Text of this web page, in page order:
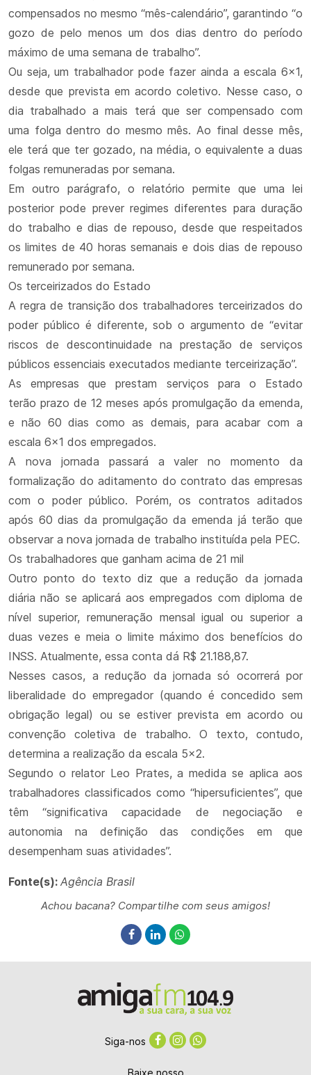
compensados no mesmo “mês-calendário”, garantindo “o
gozo de pelo menos um dos dias dentro do período
máximo de uma semana de trabalho”.
Ou seja, um trabalhador pode fazer ainda a escala 6x1,
desde que prevista em acordo coletivo. Nesse caso, o
dia trabalhado a mais terá que ser compensado com
uma folga dentro do mesmo mês. Ao final desse mês,
ele terá que ter gozado, na média, o equivalente a duas
folgas remuneradas por semana.
Em outro parágrafo, o relatório permite que uma lei
posterior pode prever regimes diferentes para duração
do trabalho e dias de repouso, desde que respeitados
os limites de 40 horas semanais e dois dias de repouso
remunerado por semana.
Os terceirizados do Estado
A regra de transição dos trabalhadores terceirizados do
poder público é diferente, sob o argumento de “evitar
riscos de descontinuidade na prestação de serviços
públicos essenciais executados mediante terceirização”.
As empresas que prestam serviços para o Estado
terão prazo de 12 meses após promulgação da emenda,
e não 60 dias como as demais, para acabar com a
escala 6x1 dos empregados.
A nova jornada passará a valer no momento da
formalização do aditamento do contrato das empresas
com o poder público. Porém, os contratos aditados
após 60 dias da promulgação da emenda já terão que
observar a nova jornada de trabalho instituída pela PEC.
Os trabalhadores que ganham acima de 21 mil
Outro ponto do texto diz que a redução da jornada
diária não se aplicará aos empregados com diploma de
nível superior, remuneração mensal igual ou superior a
duas vezes e meia o limite máximo dos benefícios do
INSS. Atualmente, essa conta dá R$ 21.188,87.
Nesses casos, a redução da jornada só ocorrerá por
liberalidade do empregador (quando é concedido sem
obrigação legal) ou se estiver prevista em acordo ou
convenção coletiva de trabalho. O texto, contudo,
determina a realização da escala 5x2.
Segundo o relator Leo Prates, a medida se aplica aos
trabalhadores classificados como “hipersuficientes”, que
têm “significativa capacidade de negociação e
autonomia na definição das condições em que
desempenham suas atividades”.
Fonte(s): Agência Brasil
Achou bacana? Compartilhe com seus amigos!
Siga-nos
Baixe nosso